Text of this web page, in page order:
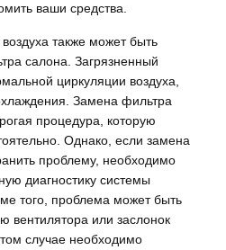
ваши средства.
также может быть
салона. Загрязненный
циркуляции воздуха,
Замена фильтра
процедура, которую
Однако, если замена
проблему, необходимо
диагностику системы
того, проблема может быть
вентилятора или заслонок
случае необходимо